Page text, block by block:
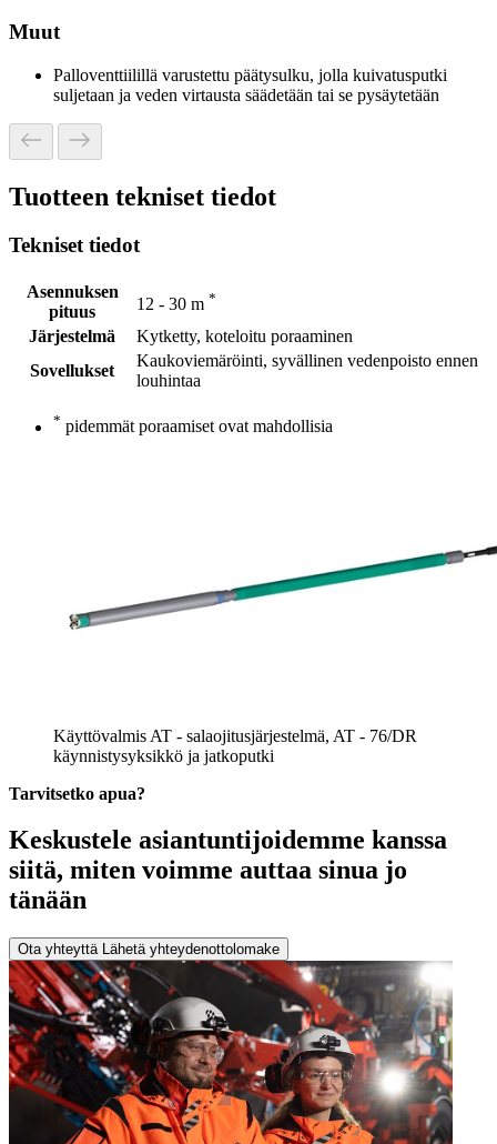
Muut
Palloventtiilillä varustettu päätysulku, jolla kuivatusputki
suljetaan ja veden virtausta säädetään tai se pysäytetään
Tuotteen tekniset tiedot
Tekniset tiedot
Asennuksen
pituus
12 - 30 m *
Järjestelmä
Kytketty, koteloitu poraaminen
Sovellukset
Kaukoviemäröinti, syvällinen vedenpoisto ennen
louhintaa
* pidemmät poraamiset ovat mahdollisia
Käyttövalmis AT - salaojitusjärjestelmä, AT - 76/DR
käynnistysyksikkö ja jatkoputki
Tarvitsetko apua?
Keskustele asiantuntijoidemme kanssa
siitä, miten voimme auttaa sinua jo
tänään
Ota yhteyttä Lähetä yhteydenottolomake